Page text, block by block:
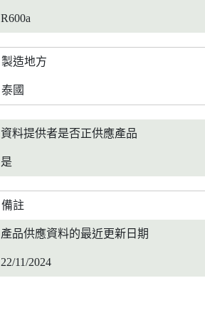
R600a
製造地方
泰國
資料提供者是否正供應產品
是
備註
產品供應資料的最近更新日期
22/11/2024